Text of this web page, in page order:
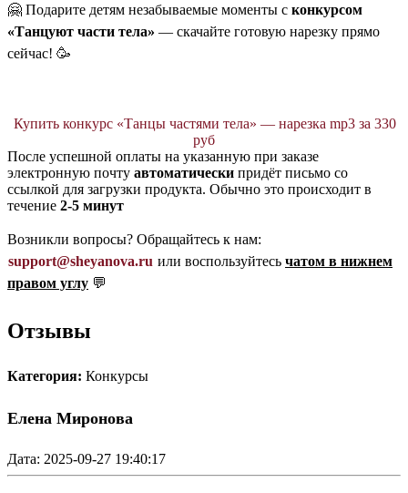
🤗 Подарите детям незабываемые моменты с конкурсом
«Танцуют части тела» — скачайте готовую нарезку прямо
сейчас! 🥳
Купить конкурс «Танцы частями тела» — нарезка mp3 за 330
руб
После успешной оплаты на указанную при заказе
электронную почту автоматически придёт письмо со
ссылкой для загрузки продукта. Обычно это происходит в
течение 2-5 минут
Возникли вопросы? Обращайтесь к нам:
support@sheyanova.ru или воспользуйтесь чатом в нижнем
правом углу 💬
Отзывы
Категория: Конкурсы
Елена Миронова
Дата: 2025-09-27 19:40:17